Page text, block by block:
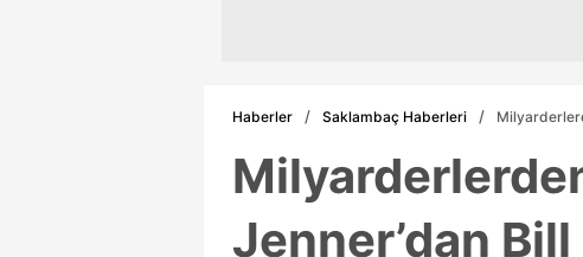
Haberler Saklambaç Haberleri
Jenner’dan